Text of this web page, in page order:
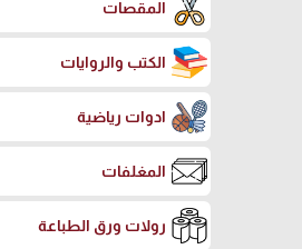
المقصات
الكتب والروايات
ادوات رياضية
المغلفات
رولات ورق الطباعة